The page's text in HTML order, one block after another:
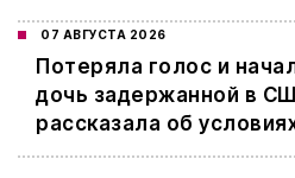
07 АВГУСТА 2026
Потеряла голос и
дочь задержанной в
рассказала об